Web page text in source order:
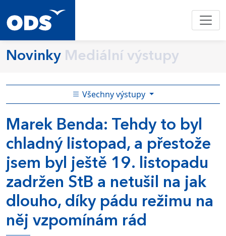
Novinky Mediální výstupy
Všechny výstupy
Marek Benda: Tehdy to byl
chladný listopad, a přestože
jsem byl ještě 19. listopadu
zadržen StB a netušil na jak
dlouho, díky pádu režimu na
něj vzpomínám rád